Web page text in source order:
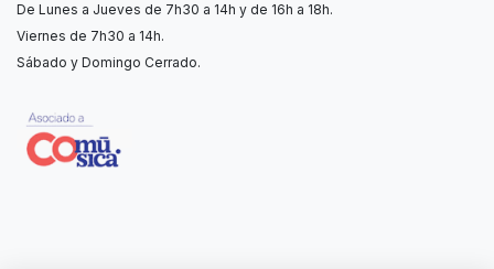
De Lunes a Jueves de 7h30 a 14h y de 16h a 18h.
Viernes de 7h30 a 14h.
Sábado y Domingo Cerrado.